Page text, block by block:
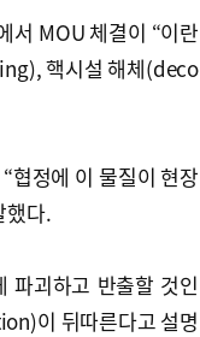
서 MOU 체결이 “이란
핵시설 해체(deco
협정에 이 물질이 현장
했다.
파괴하고 반출할 것인
이 뒤따른다고 설명